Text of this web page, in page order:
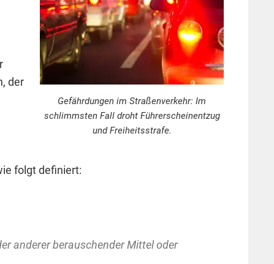
Gefährdungen im Straßenverkehr: Im
schlimmsten Fall droht Führerscheinentzug
und Freiheitsstrafe.
der
folgt definiert:
anderer berauschender Mittel oder